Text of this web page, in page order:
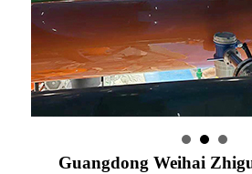
Guangdong Weihai